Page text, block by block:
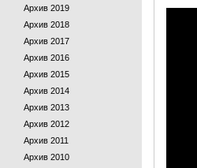
Архив 2019
Архив 2018
Архив 2017
Архив 2016
Архив 2015
Архив 2014
Архив 2013
Архив 2012
Архив 2011
Архив 2010